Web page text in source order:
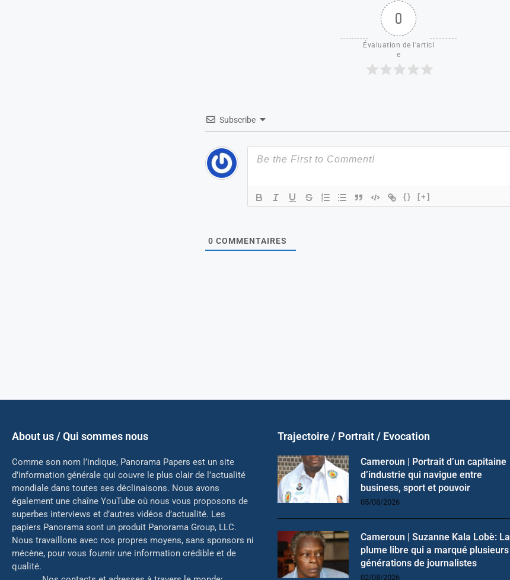
0
Évaluation de l'articl
e
Subscribe
{} [+]
0 COMMENTAIRES
About us / Qui sommes nous
Comme son nom l’indique, Panorama Papers est un site
d’information générale qui couvre le plus clair de l’actualité
mondiale dans toutes ses déclinaisons. Nous avons
également une chaîne YouTube où nous vous proposons de
superbes interviews et d’autres vidéos d’actualité. Les
papiers Panorama sont un produit Panorama Group, LLC.
Nous travaillons avec nos propres moyens, sans sponsors ni
mécène, pour vous fournir une information crédible et de
qualité.
Trajectoire / Portrait / Evocation
Cameroun | Portrait d’un capitaine
d’industrie qui navigue entre
business, sport et pouvoir
05/08/2026
Cameroun | Suzanne Kala Lobè: La
plume libre qui a marqué plusieurs
générations de journalistes
02/08/2026